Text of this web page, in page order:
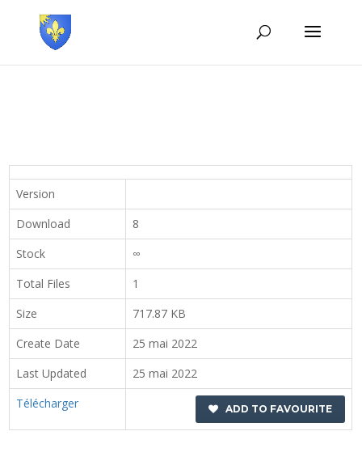
Version
Download
8
Stock
∞
Total Files
1
Size
717.87 KB
Create Date
25 mai 2022
Last Updated
25 mai 2022
Télécharger
ADD TO FAVOURITE